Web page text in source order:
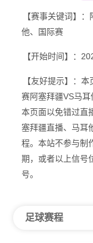
【赛事关键词】
他、国际赛
【开始时间】：
【友好提示】：
赛阿塞拜疆VS马
本页面以免错过直
塞拜疆直播、马耳
程。本站不参与制
期，或者以上信号
号。
足球赛程